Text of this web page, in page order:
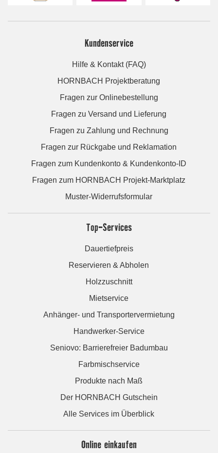
Kundenservice
Hilfe & Kontakt (FAQ)
HORNBACH Projektberatung
Fragen zur Onlinebestellung
Fragen zu Versand und Lieferung
Fragen zu Zahlung und Rechnung
Fragen zur Rückgabe und Reklamation
Fragen zum Kundenkonto & Kundenkonto-ID
Fragen zum HORNBACH Projekt-Marktplatz
Muster-Widerrufsformular
Top-Services
Dauertiefpreis
Reservieren & Abholen
Holzzuschnitt
Mietservice
Anhänger- und Transportervermietung
Handwerker-Service
Seniovo: Barrierefreier Badumbau
Farbmischservice
Produkte nach Maß
Der HORNBACH Gutschein
Alle Services im Überblick
Online einkaufen